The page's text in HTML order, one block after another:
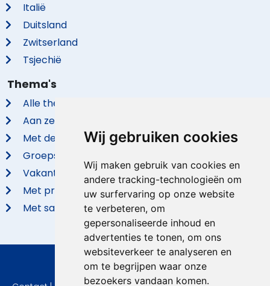
Wij gebruiken cookies
Wij maken gebruik van cookies en
andere tracking-technologieën om
uw surfervaring op onze website
te verbeteren, om
gepersonaliseerde inhoud en
advertenties te tonen, om ons
websiteverkeer te analyseren en
om te begrijpen waar onze
bezoekers vandaan komen.
Italië
Duitsland
Zwitserland
Tsjechië
Thema's
Alle thema's
Aan zee
Met de hond
Groepsaccommodaties
Vakantieparken
Met privé zwembad
Met sauna
© 2026 VidaVilla.com